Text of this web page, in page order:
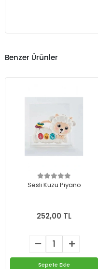
Benzer Ürünler
Sesli Kuzu Piyano
252,00 TL
Sepete Ekle